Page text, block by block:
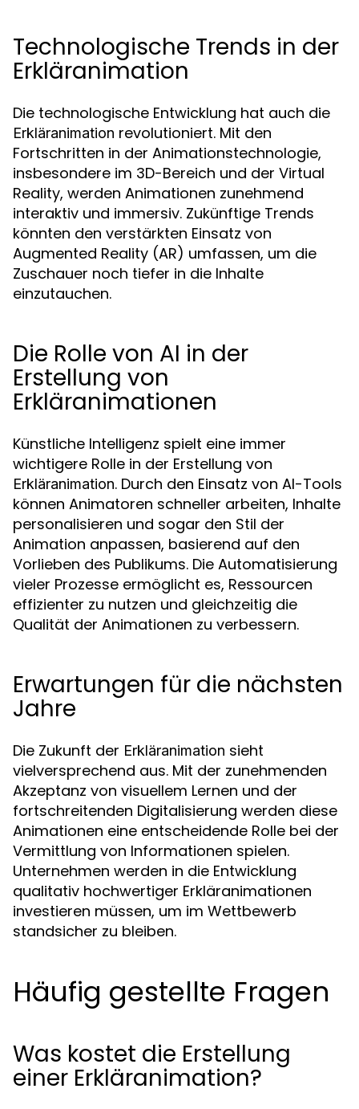
Technologische Trends in der
Erkläranimation
Die technologische Entwicklung hat auch die
Erkläranimation revolutioniert. Mit den
Fortschritten in der Animationstechnologie,
insbesondere im 3D-Bereich und der Virtual
Reality, werden Animationen zunehmend
interaktiv und immersiv. Zukünftige Trends
könnten den verstärkten Einsatz von
Augmented Reality (AR) umfassen, um die
Zuschauer noch tiefer in die Inhalte
einzutauchen.
Die Rolle von AI in der
Erstellung von
Erkläranimationen
Künstliche Intelligenz spielt eine immer
wichtigere Rolle in der Erstellung von
Erkläranimation. Durch den Einsatz von AI-Tools
können Animatoren schneller arbeiten, Inhalte
personalisieren und sogar den Stil der
Animation anpassen, basierend auf den
Vorlieben des Publikums. Die Automatisierung
vieler Prozesse ermöglicht es, Ressourcen
effizienter zu nutzen und gleichzeitig die
Qualität der Animationen zu verbessern.
Erwartungen für die nächsten
Jahre
Die Zukunft der Erkläranimation sieht
vielversprechend aus. Mit der zunehmenden
Akzeptanz von visuellem Lernen und der
fortschreitenden Digitalisierung werden diese
Animationen eine entscheidende Rolle bei der
Vermittlung von Informationen spielen.
Unternehmen werden in die Entwicklung
qualitativ hochwertiger Erkläranimationen
investieren müssen, um im Wettbewerb
standsicher zu bleiben.
Häufig gestellte Fragen
Was kostet die Erstellung
einer Erkläranimation?